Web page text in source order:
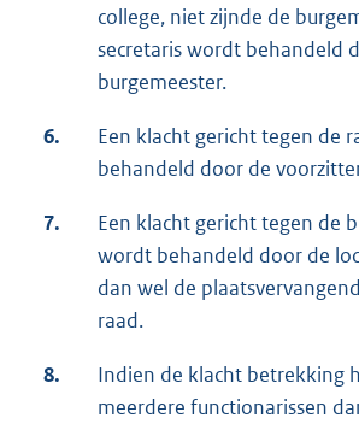
college, niet zijnde de
secretaris wordt behandeld
burgemeester.
6.
Een klacht gericht tegen de
behandeld door de
7.
Een klacht gericht tegen de
wordt behandeld door de
dan wel de
raad.
8.
Indien de klacht betrekking
meerdere functionarissen